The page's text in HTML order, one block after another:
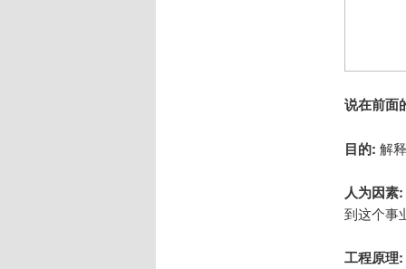
说在前面
目的: 解
人为因素:
到这个事
工程原理: